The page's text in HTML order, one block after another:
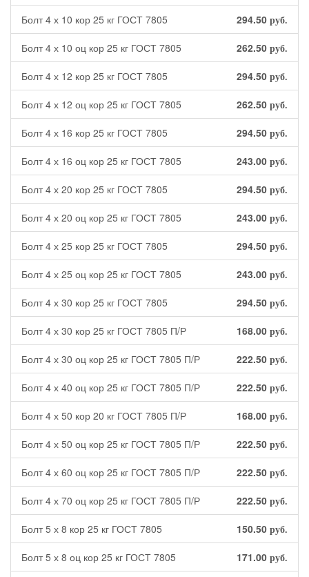
Болт 4 х 10 кор 25 кг ГОСТ 7805 294.50 руб.
Болт 4 х 10 оц кор 25 кг ГОСТ 7805 262.50 руб.
Болт 4 х 12 кор 25 кг ГОСТ 7805 294.50 руб.
Болт 4 х 12 оц кор 25 кг ГОСТ 7805 262.50 руб.
Болт 4 х 16 кор 25 кг ГОСТ 7805 294.50 руб.
Болт 4 х 16 оц кор 25 кг ГОСТ 7805 243.00 руб.
Болт 4 х 20 кор 25 кг ГОСТ 7805 294.50 руб.
Болт 4 х 20 оц кор 25 кг ГОСТ 7805 243.00 руб.
Болт 4 х 25 кор 25 кг ГОСТ 7805 294.50 руб.
Болт 4 х 25 оц кор 25 кг ГОСТ 7805 243.00 руб.
Болт 4 х 30 кор 25 кг ГОСТ 7805 294.50 руб.
Болт 4 х 30 кор 25 кг ГОСТ 7805 П/Р 168.00 руб.
Болт 4 х 30 оц кор 25 кг ГОСТ 7805 П/Р 222.50 руб.
Болт 4 х 40 оц кор 25 кг ГОСТ 7805 П/Р 222.50 руб.
Болт 4 х 50 кор 20 кг ГОСТ 7805 П/Р 168.00 руб.
Болт 4 х 50 оц кор 25 кг ГОСТ 7805 П/Р 222.50 руб.
Болт 4 х 60 оц кор 25 кг ГОСТ 7805 П/Р 222.50 руб.
Болт 4 х 70 оц кор 25 кг ГОСТ 7805 П/Р 222.50 руб.
Болт 5 х 8 кор 25 кг ГОСТ 7805 150.50 руб.
Болт 5 х 8 оц кор 25 кг ГОСТ 7805 171.00 руб.